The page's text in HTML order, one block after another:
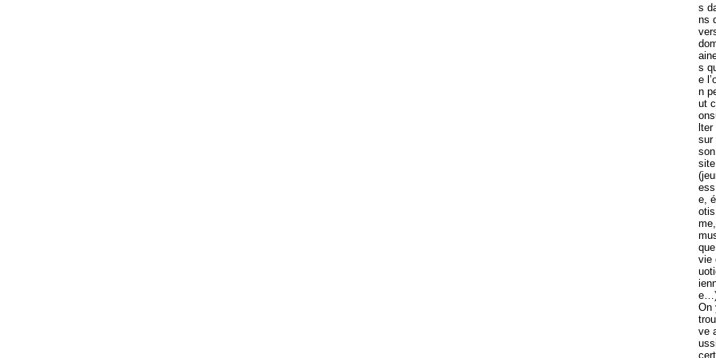
s
ns
s
e
n
ut c
lter
sur
son
site
ess
e,
otis
me,
vie
On
trou
ve
ussi
cert